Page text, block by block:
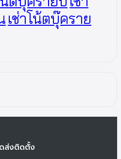
เช่าโน้ตบุ๊คราย
ส่งติดตั้ง